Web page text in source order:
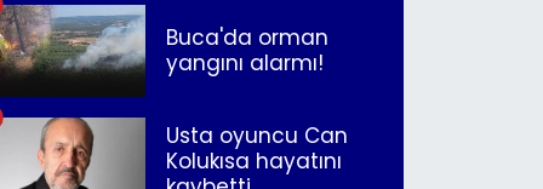
Buca'da orman
yangını alarmı!
Usta oyuncu Can
Kolukısa hayatını